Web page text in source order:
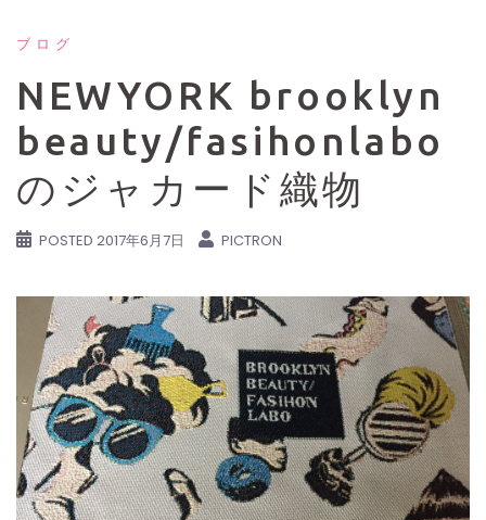
ブログ
NEWYORK brooklyn
beauty/fasihonlabo
のジャカード織物
POSTED 2017年6月7日 PICTRON